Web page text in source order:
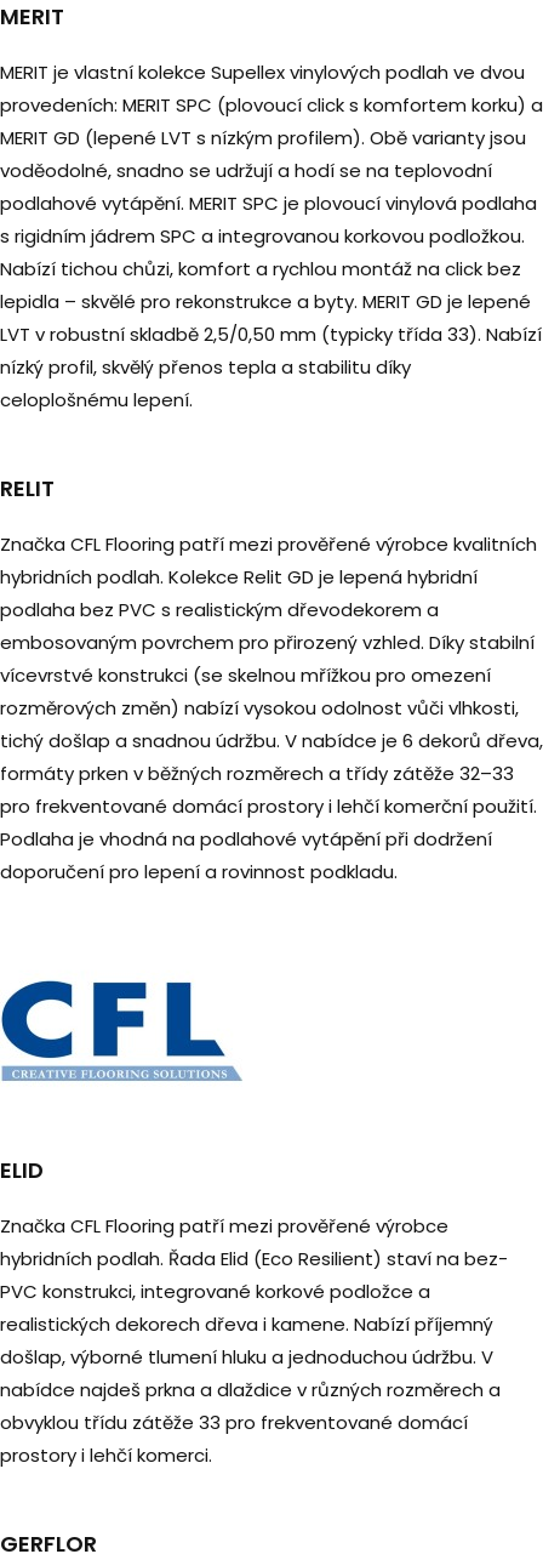
MERIT
MERIT je vlastní kolekce Supellex vinylových podlah ve dvou
provedeních: MERIT SPC (plovoucí click s komfortem korku) a
MERIT GD (lepené LVT s nízkým profilem). Obě varianty jsou
voděodolné, snadno se udržují a hodí se na teplovodní
podlahové vytápění. MERIT SPC je plovoucí vinylová podlaha
s rigidním jádrem SPC a integrovanou korkovou podložkou.
Nabízí tichou chůzi, komfort a rychlou montáž na click bez
lepidla – skvělé pro rekonstrukce a byty. MERIT GD je lepené
LVT v robustní skladbě 2,5/0,50 mm (typicky třída 33). Nabízí
nízký profil, skvělý přenos tepla a stabilitu díky
celoplošnému lepení.
RELIT
Značka CFL Flooring patří mezi prověřené výrobce kvalitních
hybridních podlah. Kolekce Relit GD je lepená hybridní
podlaha bez PVC s realistickým dřevodekorem a
embosovaným povrchem pro přirozený vzhled. Díky stabilní
vícevrstvé konstrukci (se skelnou mřížkou pro omezení
rozměrových změn) nabízí vysokou odolnost vůči vlhkosti,
tichý došlap a snadnou údržbu. V nabídce je 6 dekorů dřeva,
formáty prken v běžných rozměrech a třídy zátěže 32–33
pro frekventované domácí prostory i lehčí komerční použití.
Podlaha je vhodná na podlahové vytápění při dodržení
doporučení pro lepení a rovinnost podkladu.
ELID
Značka CFL Flooring patří mezi prověřené výrobce
hybridních podlah. Řada Elid (Eco Resilient) staví na bez-
PVC konstrukci, integrované korkové podložce a
realistických dekorech dřeva i kamene. Nabízí příjemný
došlap, výborné tlumení hluku a jednoduchou údržbu. V
nabídce najdeš prkna a dlaždice v různých rozměrech a
obvyklou třídu zátěže 33 pro frekventované domácí
prostory i lehčí komerci.
GERFLOR